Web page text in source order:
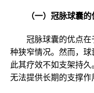
（一）冠脉球囊
冠脉球囊的优点
种狭窄情况。然而，
此其疗效不如支架持久
无法提供长期的支撑作